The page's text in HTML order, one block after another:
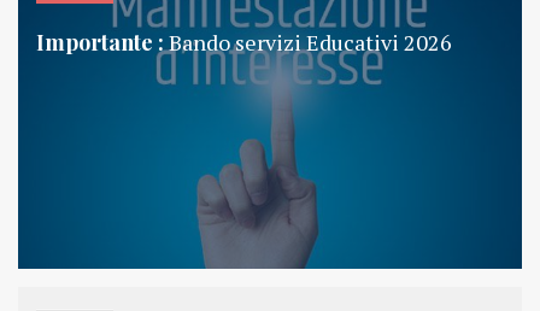
Importante :Bando servizi Educativi 2026